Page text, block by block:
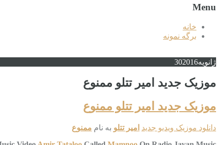
Menu
خانه
برگه نمونه
ژانویه 302016
موزیک جدید امیر تتلو ممنوع
موزیک جدید امیر تتلو ممنوع
دانلود موزیک ویدیو جدید امیر تتلو به نام ممنوع